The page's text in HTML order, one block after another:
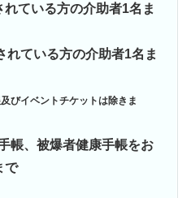
れている方の介助者1名ま
れている方の介助者1名ま
びイベントチケットは除きま
帳、被爆者健康手帳をお
で